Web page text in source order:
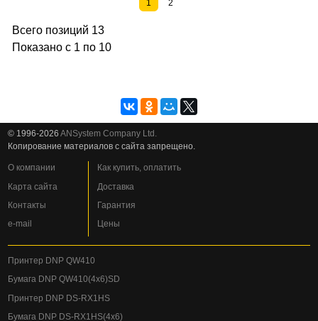
1 2
Всего позиций 13
Показано с 1 по 10
© 1996-2026ANSystem Company Ltd.
Копирование материалов с сайта запрещено.
О компании
Карта сайта
Контакты
e-mail
Как купить, оплатить
Доставка
Гарантия
Цены
Принтер DNP QW410
Бумага DNP QW410(4x6)SD
Принтер DNP DS-RX1HS
Бумага DNP DS-RX1HS(4x6)